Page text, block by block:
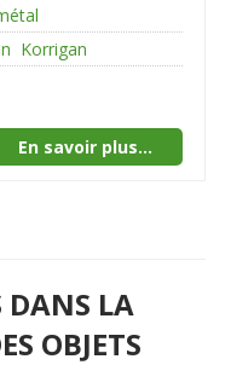
Korrigan
En savoir plus...
DANS LA
OBJETS